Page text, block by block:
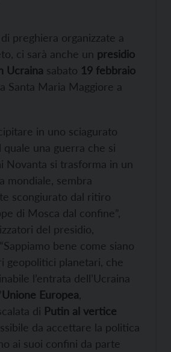
preghiera organizzate a
ci sarà anche un presidio
Ucraina sabato 19 febbraio
Santa Maria Maggiore a
in uno sciagurato
una guerra che si
Novanta si trasforma in un
mondiale, sembra
scongiurato dal ritiro
di Mosca dal confine”,
del presidio,
bene come siano
geopolitici planetari, che
l’entrata dell’Ucraina
Unione Europea
di Putin al vertice
da accettare la politica
ai suoi confini da parte